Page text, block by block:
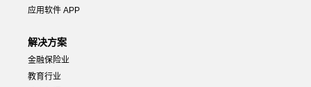
应用软件 APP
解决方案
金融保险业
教育行业